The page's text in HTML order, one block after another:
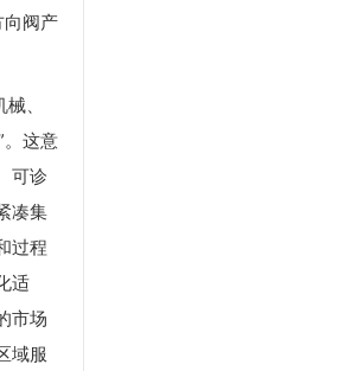
向阀产
、
。这意
可诊
凑集
过程
适
市场
域服